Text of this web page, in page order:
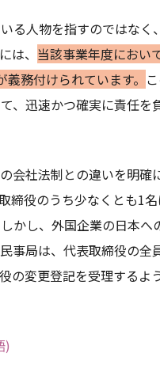
る人物を指すのではなく
は、 当該事業年度におい
務付けられています。
、迅速かつ確実に責任を
会社法制との違いを明確
締役のうち少なくとも1
かし、外国企業の日本へ
事局は、代表取締役の全
の変更登記を受理するよ
)